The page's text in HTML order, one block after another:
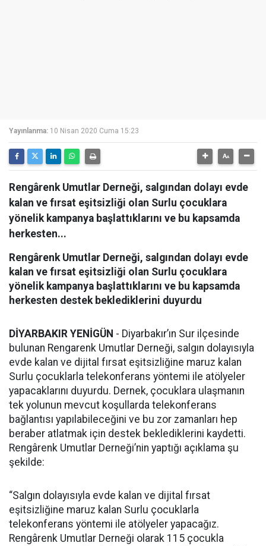
Yayınlanma: 10 Nisan 2020 Cuma 15:23
Rengârenk Umutlar Derneği, salgından dolayı evde
kalan ve fırsat eşitsizliği olan Surlu çocuklara
yönelik kampanya başlattıklarını ve bu kapsamda
herkesten...
Rengârenk Umutlar Derneği, salgından dolayı evde
kalan ve fırsat eşitsizliği olan Surlu çocuklara
yönelik kampanya başlattıklarını ve bu kapsamda
herkesten destek beklediklerini duyurdu
DİYARBAKIR YENİGÜN - Diyarbakır’ın Sur ilçesinde
bulunan Rengarenk Umutlar Derneği, salgın dolayısıyla
evde kalan ve dijital fırsat eşitsizliğine maruz kalan
Surlu çocuklarla telekonferans yöntemi ile atölyeler
yapacaklarını duyurdu. Dernek, çocuklara ulaşmanın
tek yolunun mevcut koşullarda telekonferans
bağlantısı yapılabileceğini ve bu zor zamanları hep
beraber atlatmak için destek beklediklerini kaydetti.
Rengârenk Umutlar Derneği’nin yaptığı açıklama şu
şekilde:
“Salgın dolayısıyla evde kalan ve dijital fırsat
eşitsizliğine maruz kalan Surlu çocuklarla
telekonferans yöntemi ile atölyeler yapacağız.
Rengârenk Umutlar Derneği olarak 115 çocukla